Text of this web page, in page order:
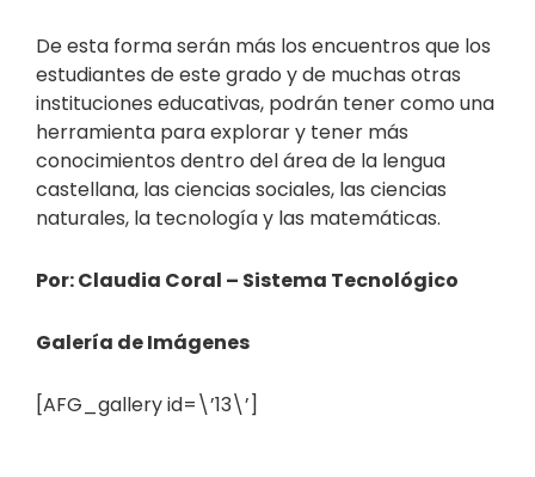
De esta forma serán más los encuentros que los
estudiantes de este grado y de muchas otras
instituciones educativas, podrán tener como una
herramienta para explorar y tener más
conocimientos dentro del área de la lengua
castellana, las ciencias sociales, las ciencias
naturales, la tecnología y las matemáticas.
Por: Claudia Coral – Sistema Tecnológico
Galería de Imágenes
[AFG_gallery id=\’13\’]